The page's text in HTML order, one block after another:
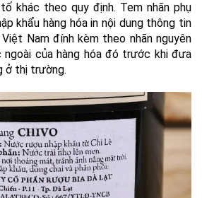
khác theo quy định. Tem nhãn phụ
khẩu hàng hóa in nội dung thông tin
Nam đính kèm theo nhãn nguyên
của hàng hóa đó trước khi đưa
ở thị trường.